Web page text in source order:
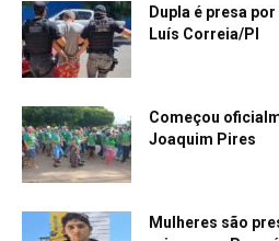
Dupla é presa
Luís Correia/PI
Começou
Joaquim Pires
Mulheres são